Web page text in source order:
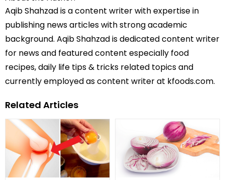
Aqib Shahzad is a content writer with expertise in
publishing news articles with strong academic
background. Aqib Shahzad is dedicated content writer
for news and featured content especially food
recipes, daily life tips & tricks related topics and
currently employed as content writer at kfoods.com.
Related Articles